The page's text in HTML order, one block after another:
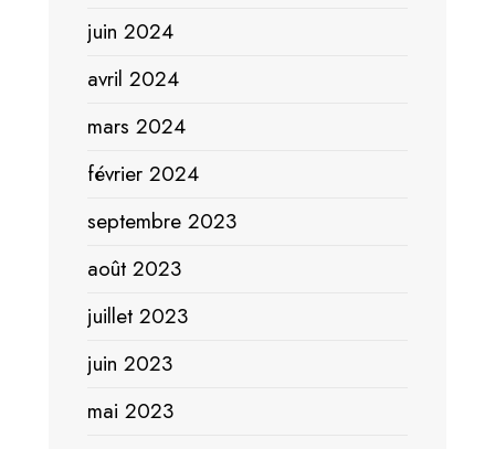
juin 2024
avril 2024
mars 2024
février 2024
septembre 2023
août 2023
juillet 2023
juin 2023
mai 2023